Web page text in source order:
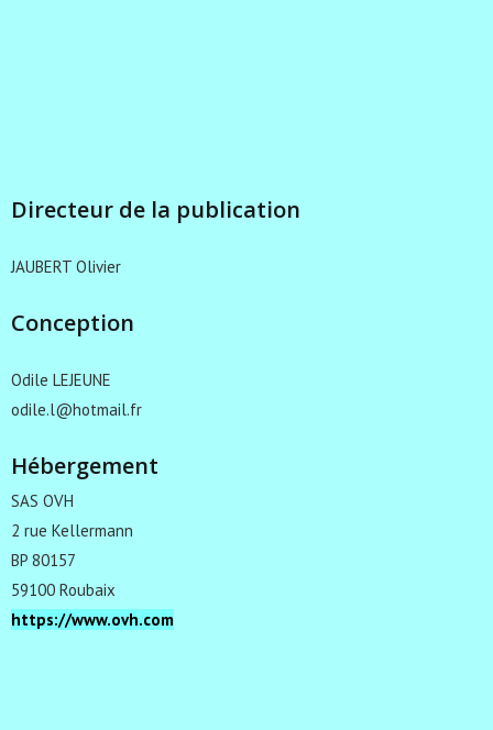
Directeur de la publication
JAUBERT Olivier
Conception
Odile LEJEUNE
odile.l@hotmail.fr
Hébergement
SAS OVH
2 rue Kellermann
BP 80157
59100 Roubaix
https://www.ovh.com